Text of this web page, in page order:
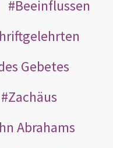
Beeinflussen
Gebetes
Zachäus
Abrahams